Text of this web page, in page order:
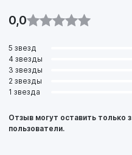
0,0
5 звезд
4 звезды
3 звезды
2 звезды
1 звезда
Отзыв могут оставить только
пользователи.